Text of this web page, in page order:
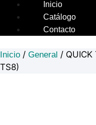
Inicio
Catálogo
Contacto
Inicio / General /
TS8)